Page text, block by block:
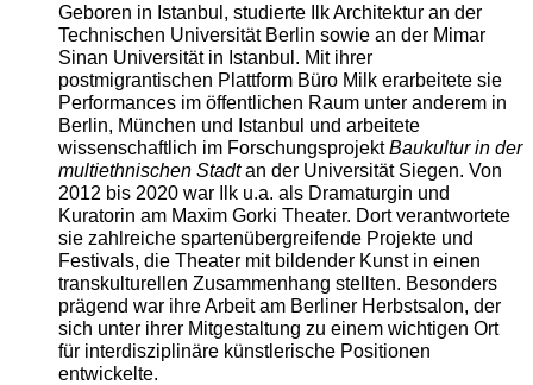
Geboren in Istanbul, studierte Ilk Architektur an der
Technischen Universität Berlin sowie an der Mimar
Sinan Universität in Istanbul. Mit ihrer
postmigrantischen Plattform Büro Milk erarbeitete sie
Performances im öffentlichen Raum unter anderem in
Berlin, München und Istanbul und arbeitete
wissenschaftlich im ForschungsprojektBaukultur in der
multiethnischen Stadtan der Universität Siegen. Von
2012 bis 2020 war Ilk u.a. als Dramaturgin und
Kuratorin am Maxim Gorki Theater. Dort verantwortete
sie zahlreiche spartenübergreifende Projekte und
Festivals, die Theater mit bildender Kunst in einen
transkulturellen Zusammenhang stellten. Besonders
prägend war ihre Arbeit am Berliner Herbstsalon, der
sich unter ihrer Mitgestaltung zu einem wichtigen Ort
für interdisziplinäre künstlerische Positionen
entwickelte.